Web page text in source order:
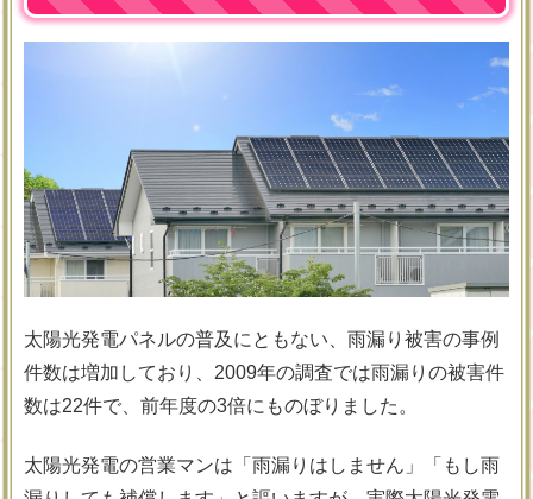
太陽光発電パネルの普及にともない、雨漏り被害の事例
件数は増加しており、2009年の調査では雨漏りの被害件
数は22件で、前年度の3倍にものぼりました。
太陽光発電の営業マンは「雨漏りはしません」「もし雨